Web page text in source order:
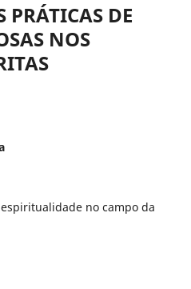
PRÁTICAS DE
NOS
no campo da